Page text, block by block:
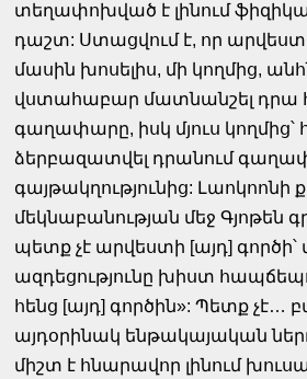
տեղափոխված է լինում
դաշտ: Ստացվում է, որ
մասին խոսելիս, մի կողմից,
վստահաբար մատնանշել դրա
գաղափարը, իսկ մյուս կողմից՝
ձերբազատվել դրանում
գայթակղությունից: Լաոկոոնի
մեկնաբանության մեջ Գյոթեն
պետք չէ արվեստի [այդ]
ազդեցությունը խիստ
հենց [այդ] գործին»: Պետք չէ…
այդօրինակ ենթակայական
միշտ է հնարավոր լինում